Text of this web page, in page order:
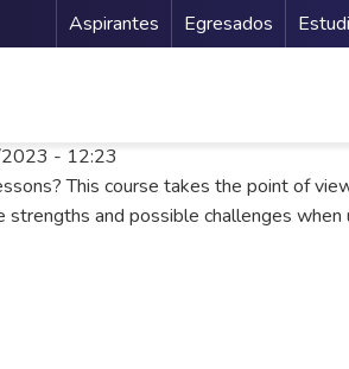
Menu
Aspirantes Egresados
- 12:23
This course takes the point of
and possible challenges when